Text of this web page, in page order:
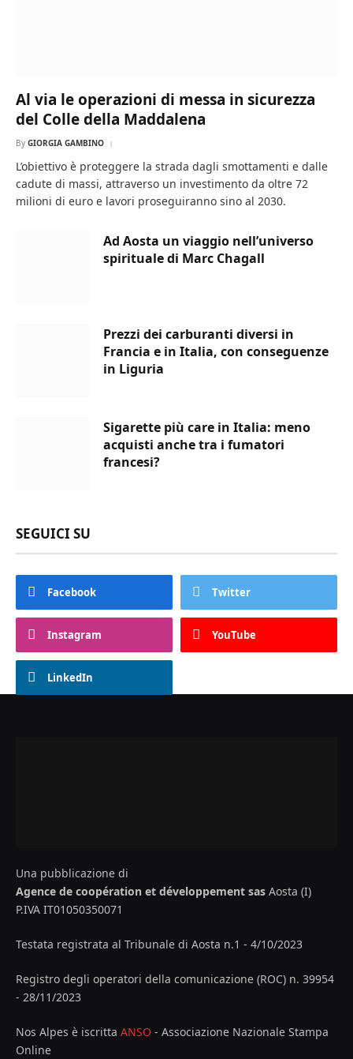
Al via le operazioni di messa in sicurezza
del Colle della Maddalena
By GIORGIA GAMBINO
L’obiettivo è proteggere la strada dagli smottamenti e dalle
cadute di massi, attraverso un investimento da oltre 72
milioni di euro e lavori proseguiranno sino al 2030.
Ad Aosta un viaggio nell’universo
spirituale di Marc Chagall
Prezzi dei carburanti diversi in
Francia e in Italia, con conseguenze
in Liguria
Sigarette più care in Italia: meno
acquisti anche tra i fumatori
francesi?
SEGUICI SU
Facebook Twitter
Instagram YouTube
LinkedIn
Una pubblicazione di
Agence de coopération et développement sas Aosta (I)
P.IVA IT01050350071
Testata registrata al Tribunale di Aosta n.1 - 4/10/2023
Registro degli operatori della comunicazione (ROC) n. 39954
- 28/11/2023
Nos Alpes è iscritta ANSO - Associazione Nazionale Stampa
Online